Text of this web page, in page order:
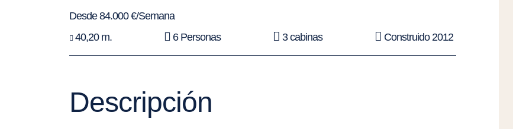
Desde 84.000 €/Semana
40,20 m.
6 Personas 3 cabinas Construido 2012
Descripción